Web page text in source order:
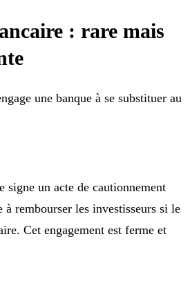
: rare mais
une banque à se substituer au
signe un acte de cautionnement
à rembourser les investisseurs si le
Cet engagement est ferme et